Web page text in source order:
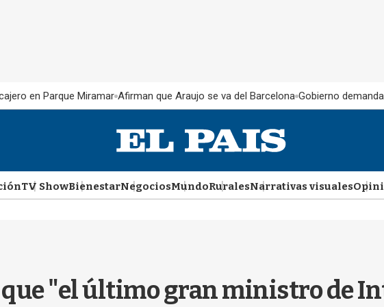
en Parque Miramar Afirman que Araujo se va del Barcelona Gobierno
TV ShowBienestarNegociosMundoRuralesNarrativas visuales
"el último gran ministro de